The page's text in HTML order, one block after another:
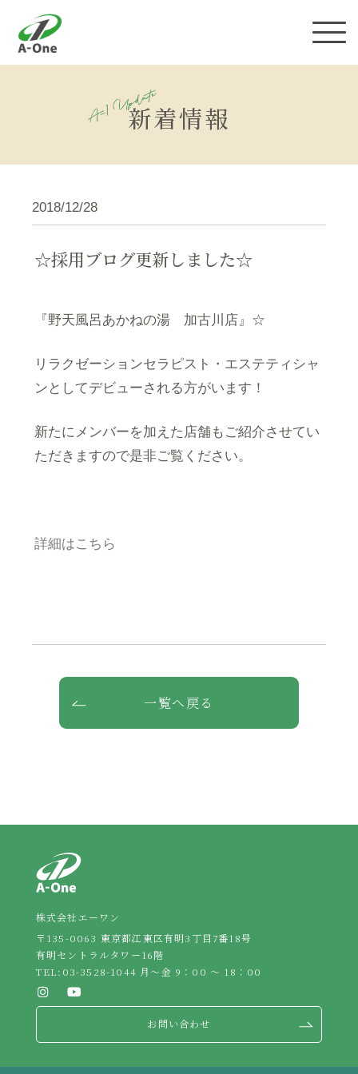
新着情報
2018/12/28
☆採用ブログ更新しました☆
『野天風呂あかねの湯 加古川店』☆
リラクゼーションセラピスト・エステティシャ
ンとしてデビューされる方がいます！
新たにメンバーを加えた店舗もご紹介させてい
ただきますので是非ご覧ください。
詳細はこちら
一覧へ戻る
株式会社エーワン
〒135-0063 東京都江東区有明3丁目7番18号
有明セントラルタワー16階
TEL: 03-3528-1044 月～金 9：00 ～ 18：00
お問い合わせ